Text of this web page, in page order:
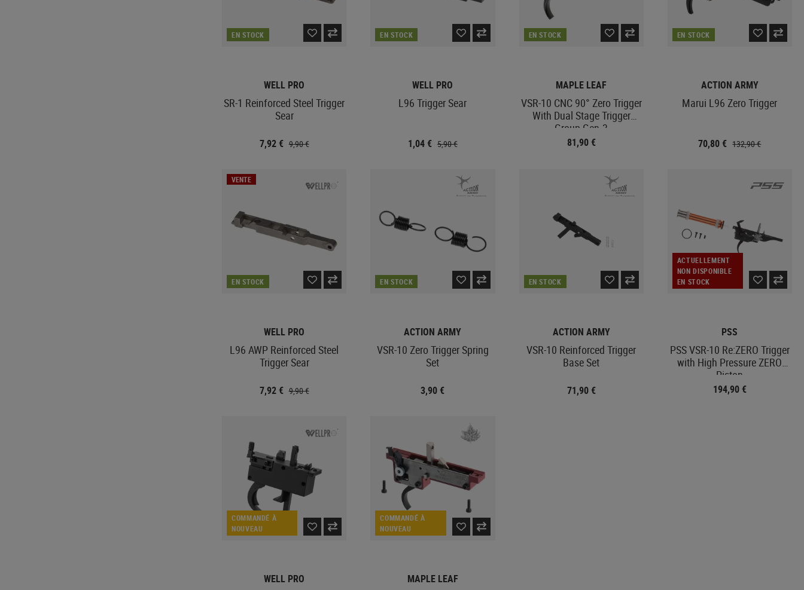
EN STOCK
WELL PRO
SR-1 Reinforced Steel Trigger
Sear
7,92 € 9,90 €
EN STOCK
WELL PRO
L96 Trigger Sear
1,04 € 5,90 €
EN STOCK
MAPLE LEAF
VSR-10 CNC 90° Zero Trigger
With Dual Stage Trigger
Group Gen.3
81,90 €
EN STOCK
ACTION ARMY
Marui L96 Zero Trigger
70,80 € 132,90 €
VENTE
EN STOCK
WELL PRO
L96 AWP Reinforced Steel
Trigger Sear
7,92 € 9,90 €
EN STOCK
ACTION ARMY
VSR-10 Zero Trigger Spring
Set
3,90 €
EN STOCK
ACTION ARMY
VSR-10 Reinforced Trigger
Base Set
71,90 €
ACTUELLEMENT
NON DISPONIBLE
EN STOCK
PSS
PSS VSR-10 Re:ZERO Trigger
with High Pressure ZERO
Piston
194,90 €
COMMANDÉ À
NOUVEAU
WELL PRO
COMMANDÉ À
NOUVEAU
MAPLE LEAF